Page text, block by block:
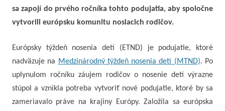
sa zapojí do prvého ročníka tohto podujatia, aby spoločne
vytvorili európsku komunitu nosiacich rodičov.
Európsky týždeň nosenia detí (ETND) je podujatie, ktoré
nadväzuje na Medzinárodný týždeň nosenia detí (MTND). Po
uplynulom ročníku záujem rodičov o nosenie detí výrazne
stúpol a vznikla potreba vytvoriť nové podujatie, ktoré by sa
zameriavalo práve na krajiny Európy. Založila sa európska